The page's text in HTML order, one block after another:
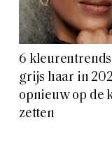
6
grijs haar in
opnieuw op de
zetten